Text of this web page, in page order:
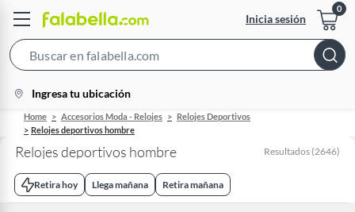
Inicia sesión
Bar
location-
icon
Ingresa tu ubicación
Home Accesorios Moda - Relojes
Relojes Deportivos
Relojes deportivos hombre
Relojes deportivos hombre Resultados (2646)
Retira hoy Llega mañana Retira mañana